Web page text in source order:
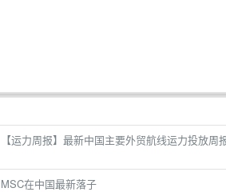
【运力周报】最新中国主要外贸航线运力投放周
MSC在中国最新落子